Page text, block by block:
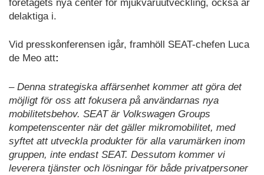
företagets nya center för mjukvaruutveckling, också är
delaktiga i.
Vid presskonferensen igår, framhöll SEAT-chefen Luca
de Meo att:
– Denna strategiska affärsenhet kommer att göra det
möjligt för oss att fokusera på användarnas nya
mobilitetsbehov. SEAT är Volkswagen Groups
kompetenscenter när det gäller mikromobilitet, med
syftet att utveckla produkter för alla varumärken inom
gruppen, inte endast SEAT. Dessutom kommer vi
leverera tjänster och lösningar för både privatpersoner